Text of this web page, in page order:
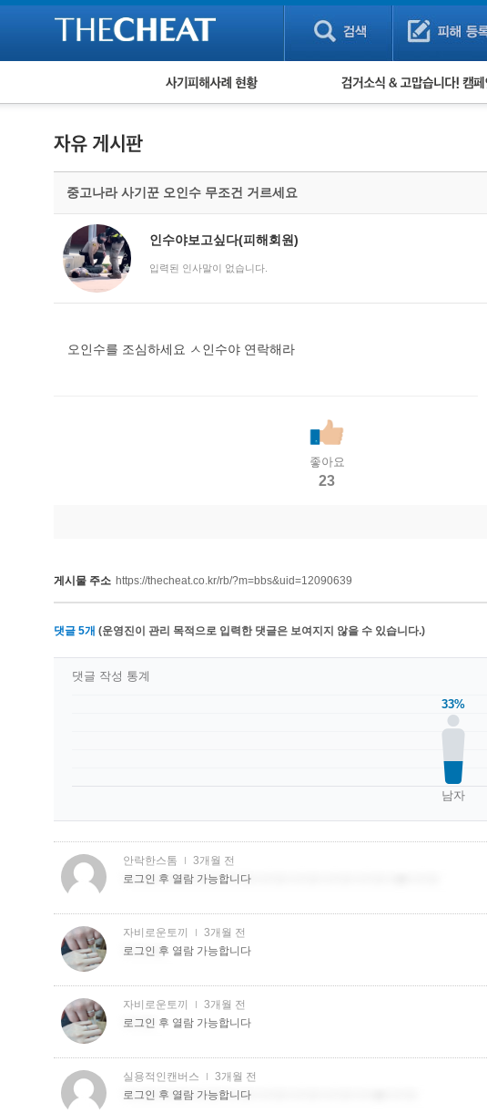
피해사례 현황
보이스피싱 피해사례
유해사이트 목록
비공개 피해사례
워킹홀리데이 피해사례
검거 소식
중고나라 사기꾼 오인수 무조건 거르세요
인수야보고싶다(피해회원)
입력된 인사말이 없습니다.
오인수를 조심하세요 ㅅ인수야 연락해라
좋아요
23
게시물 주소 https://thecheat.co.kr/rb/?m=bbs&uid=12090639
댓글 5개 (운영진이 관리 목적으로 입력한 댓글은 보여지지 않을 수 있습니다.)
33%
남자
댓글 작성 통계